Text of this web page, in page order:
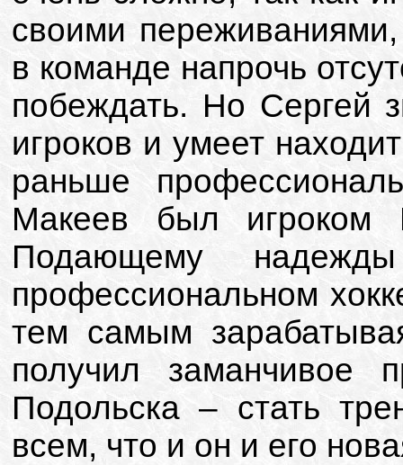
своими
в команде напрочь
побеждать. Но Сергей
игроков и умеет
раньше
Макеев был игроком
Подающему
профессиональном
тем самым
получил заманчивое
Подольска – стать
всем, что и он и его